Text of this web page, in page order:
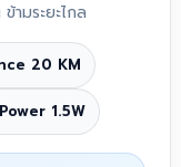
ามระยะไกล
20 KM
1.5W